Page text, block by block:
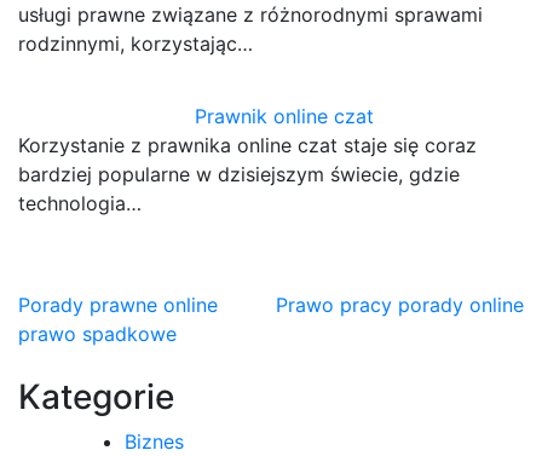
usługi prawne związane z różnorodnymi sprawami
rodzinnymi, korzystając…
Prawnik online czat
Korzystanie z prawnika online czat staje się coraz
bardziej popularne w dzisiejszym świecie, gdzie
technologia…
Nawigacja
wpisu
Porady prawne online
prawo spadkowe
Prawo pracy porady online
Kategorie
Biznes